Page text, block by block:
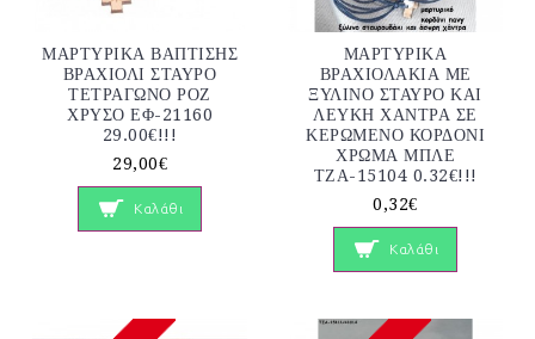
ΜΑΡΤΥΡΙΚΑ ΒΑΠΤΙΣΗΣ
ΒΡΑΧΙΟΛΙ ΣΤΑΥΡΟ
ΤΕΤΡΑΓΩΝΟ ΡΟΖ
ΧΡΥΣΟ ΕΦ-21160
29.00€!!!
29,00€
Καλάθι
ΜΑΡΤΥΡΙΚΑ
ΒΡΑΧΙΟΛΑΚΙΑ ΜΕ
ΞΥΛΙΝΟ ΣΤΑΥΡΟ ΚΑΙ
ΛΕΥΚΗ ΧΑΝΤΡΑ ΣΕ
ΚΕΡΩΜΕΝΟ ΚΟΡΔΟΝΙ
ΧΡΩΜΑ ΜΠΛΕ
ΤΖΑ-15104 0.32€!!!
0,32€
Καλάθι